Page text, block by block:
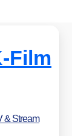
Film
& Stream